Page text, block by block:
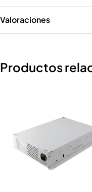
Valoraciones
Productos